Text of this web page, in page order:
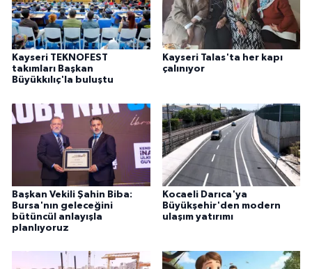
Kayseri TEKNOFEST
takımları Başkan
Büyükkılıç'la buluştu
Kayseri Talas'ta her kapı
çalınıyor
Başkan Vekili Şahin Biba:
Bursa'nın geleceğini
bütüncül anlayışla
planlıyoruz
Kocaeli Darıca'ya
Büyükşehir'den modern
ulaşım yatırımı